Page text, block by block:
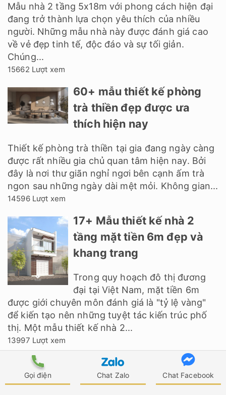
Gọi điện Chat Zalo Chat Facebook
Mẫu nhà 2 tầng 5x18m với phong cách hiện đại
đang trở thành lựa chọn yêu thích của nhiều
người. Những mẫu nhà này được đánh giá cao
về vẻ đẹp tinh tế, độc đáo và sự tối giản.
Chúng...
15662 Lượt xem
60+ mẫu thiết kế phòng
trà thiền đẹp được ưa
thích hiện nay
Thiết kế phòng trà thiền tại gia đang ngày càng
được rất nhiều gia chủ quan tâm hiện nay. Bởi
đây là nơi thư giãn nghỉ ngơi bên cạnh ấm trà
ngon sau những ngày dài mệt mỏi. Không gian...
14596 Lượt xem
17+ Mẫu thiết kế nhà 2
tầng mặt tiền 6m đẹp và
khang trang
Trong quy hoạch đô thị đương
đại tại Việt Nam, mặt tiền 6m
được giới chuyên môn đánh giá là "tỷ lệ vàng"
để kiến tạo nên những tuyệt tác kiến trúc phố
thị. Một mẫu thiết kế nhà 2...
13997 Lượt xem
20+ Mẫu thiết kế nhà 2
tầng kích thước 6x12m